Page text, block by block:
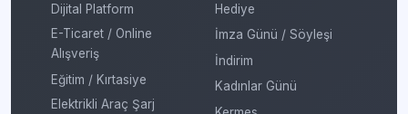
Dijital Platform
E-Ticaret / Online
Alışveriş
Eğitim / Kırtasiye
Elektrikli Araç Şarj
Hediye
İmza Günü / Söyleşi
İndirim
Kadınlar Günü